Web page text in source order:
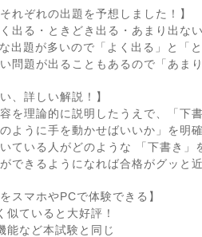
れぞれの出題を予想しました！】
出る・ときどき出る・あまり出な
出題が多いので「よく出る」と「
問題が出ることもあるので「あま
、詳しい解説！】
を理論的に説明したうえで、「下
ように手を動かせばいいか」を明
ている人がどのような 「下書き」
できるようになれば合格がグッと
スマホやPCで体験できる】
ていると大好評！
能など本試験と同じ